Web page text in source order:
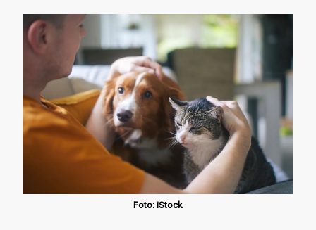
Foto: iStock